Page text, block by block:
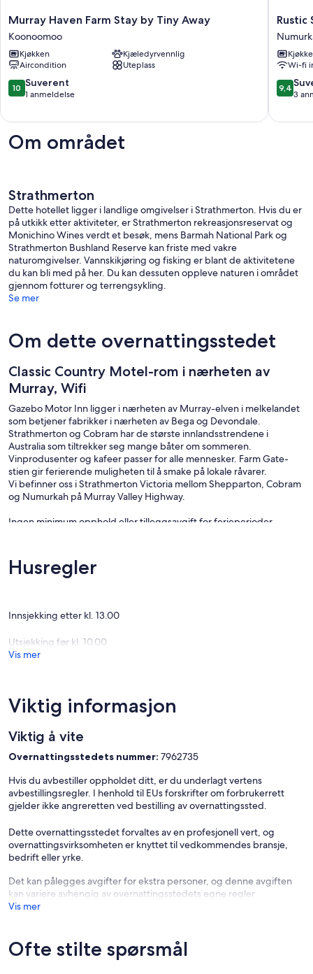
Murray
Haven
Farm
Stay
by
Tiny
Away
Murray Haven Farm Stay by Tiny Away
Koonoomoo
Kjøkken
Kjæledyrvennlig
Aircondition
Uteplass
10.0
av
Suverent,
anmeldelse
10 Suverent
1 anmeldelse
Rustic
Studio
in
Rustic
Wi-fi
9.4
av
9,4
3
Om området
Strathmerton
Dette hotellet ligger i landlige omgivelser i Strathmerton. Hvis du er
på utkikk etter aktiviteter, er Strathmerton rekreasjonsreservat og
Monichino Wines verdt et besøk, mens Barmah National Park og
Strathmerton Bushland Reserve kan friste med vakre
naturomgivelser. Vannskikjøring og fisking er blant de aktivitetene
du kan bli med på her. Du kan dessuten oppleve naturen i området
gjennom fotturer og terrengsykling.
Se mer
Om dette overnattingsstedet
Classic Country Motel-rom i nærheten av
Murray, Wifi
Gazebo Motor Inn ligger i nærheten av Murray-elven i melkelandet
som betjener fabrikker i nærheten av Bega og Devondale.
Strathmerton og Cobram har de største innlandsstrendene i
Australia som tiltrekker seg mange båter om sommeren.
Vinprodusenter og kafeer passer for alle mennesker. Farm Gate-
stien gir ferierende muligheten til å smake på lokale råvarer.
Vi befinner oss i Strathmerton Victoria mellom Shepparton, Cobram
og Numurkah på Murray Valley Highway.
Ingen minimum opphold eller tilleggsavgift for ferieperioder.
Vi har 12 romslige rom med god parkering for store biler.
En kort kjøretur til Ulupna Island og Strathmerton-strendene på
Bega Factory, Cactus Country og Murray Valley Motor Homes.
nylig renovert og alle er røykfrie
Husregler
Innsjekking etter kl. 13.00
Utsjekking før kl. 10.00
Vis mer
Viktig informasjon
Viktig å vite
Overnattingsstedets nummer: 7962735
Hvis du avbestiller oppholdet ditt, er du underlagt vertens
avbestillingsregler. I henhold til EUs forskrifter om forbrukerrett
gjelder ikke angreretten ved bestilling av overnattingssted.
Dette overnattingsstedet forvaltes av en profesjonell vert, og
overnattingsvirksomheten er knyttet til vedkommendes bransje,
bedrift eller yrke.
Det kan pålegges avgifter for ekstra personer, og denne avgiften
kan variere avhengig av overnattingsstedets egne regler
Vis mer
Ofte stilte spørsmål